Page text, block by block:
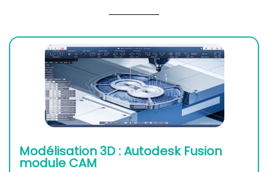
Modélisation 3D : Autodesk Fusion
module CAM